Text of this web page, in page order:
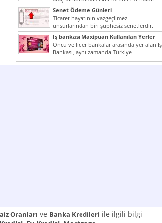
yazımız ilginizi...
Senet Ödeme Günleri
Ticaret hayatının vazgeçilmez
unsurlarından biri şüphesiz senetlerdir.
Çünkü senetler en çok kullanılan ödeme
araçlarıdır. Taksitler...
İş bankası Maxipuan Kullanılan Yerler
Öncü ve lider bankalar arasında yer alan İş
Bankası, aynı zamanda Türkiye
Cumhuriyeti’nin ilk milli...
Oranları ve Banka Kredileri ile ilgili bilgi